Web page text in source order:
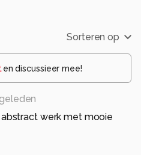
Sorteren op
en discussieer mee!
werk met mooie